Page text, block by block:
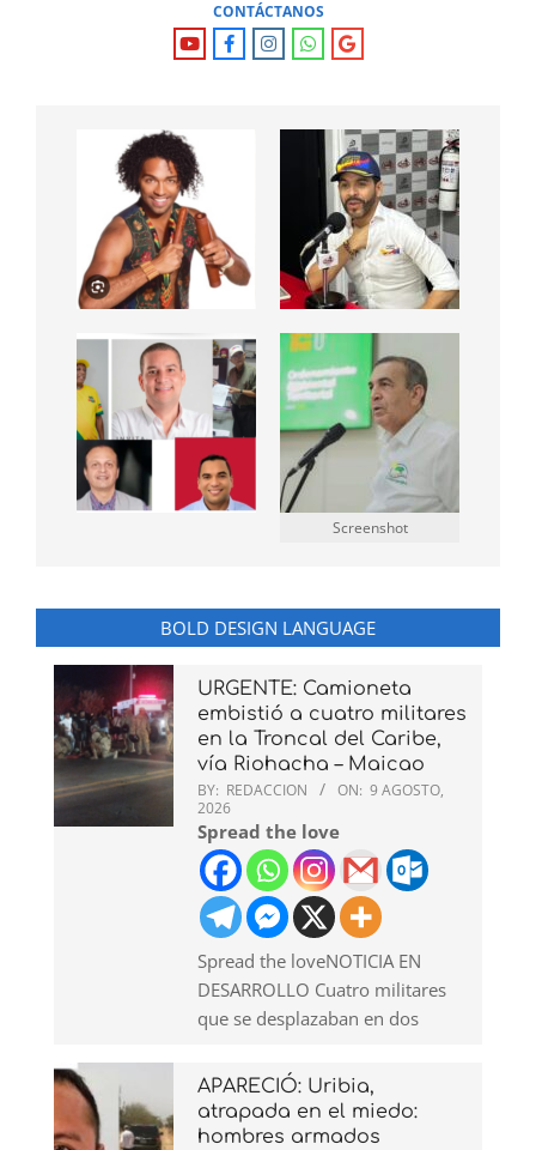
CONTÁCTANOS
Screenshot
BOLD DESIGN LANGUAGE
URGENTE: Camioneta
embistió a cuatro militares
en la Troncal del Caribe,
vía Riohacha – Maicao
BY: REDACCION ON: 9 AGOSTO,
2026
Spread the love
Spread the loveNOTICIA EN
DESARROLLO Cuatro militares
que se desplazaban en dos
APARECIÓ: Uribia,
atrapada en el miedo:
hombres armados